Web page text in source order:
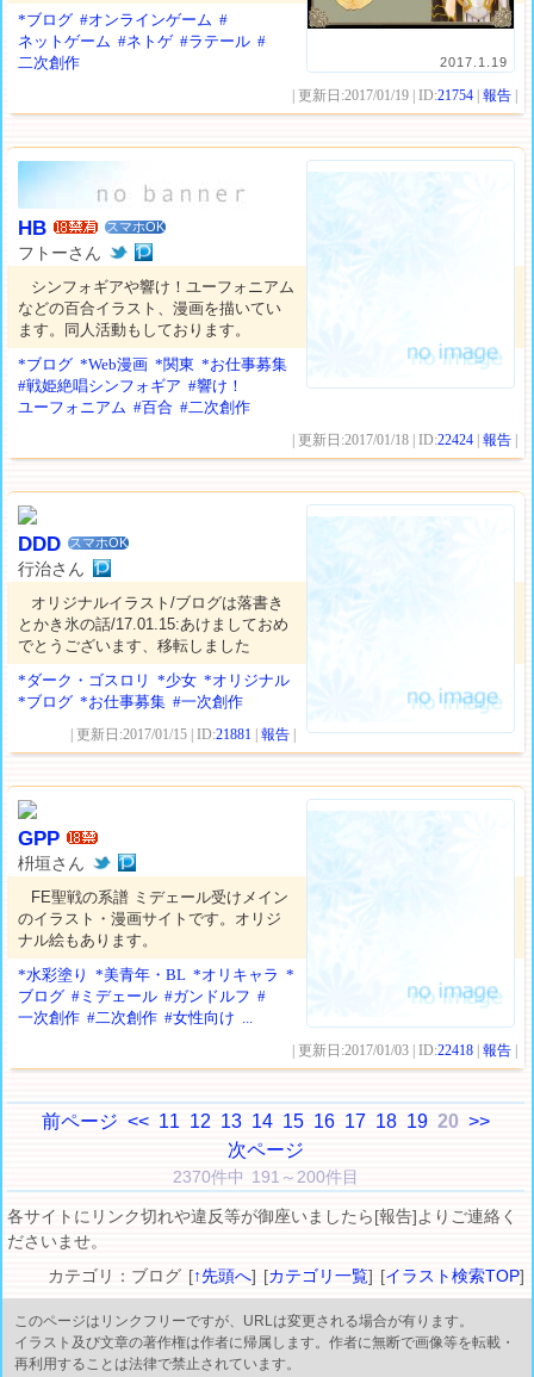
2017.1.19
*ブログ #オンラインゲーム #
ネットゲーム #ネトゲ #ラテール #
二次創作
| 更新日:2017/01/19 | ID:21754 |報告
HB スマホOK
フトーさん
シンフォギアや響け！ユーフォニアム
などの百合イラスト、漫画を描いてい
ます。同人活動もしております。
*ブログ *Web漫画 *関東 *お仕事募集
#戦姫絶唱シンフォギア #響け！
ユーフォニアム #百合 #二次創作
| 更新日:2017/01/18 | ID:22424 |報告
DDD スマホOK
行治さん
オリジナルイラスト/ブログは落書き
とかき氷の話/17.01.15:あけましておめ
でとうございます、移転しました
*ダーク・ゴスロリ
*少女 *オリジナル
*ブログ *お仕事募集 #一次創作
| 更新日:2017/01/15 | ID:21881 |報告
GPP
枡垣さん
FE聖戦の系譜 ミデェール受けメイン
のイラスト・漫画サイトです。オリジ
ナル絵もあります。
*水彩塗り
*美青年・BL *オリキャラ *
ブログ #ミデェール #ガンドルフ #
一次創作 #二次創作 #女性向け ...
| 更新日:2017/01/03 | ID:22418 |報告
前ページ << 11 12 13 14 15 16 17 18 19 20 >>
次ページ
2370件中 191～200件目
各サイトにリンク切れや違反等が御座いましたら[報告]よりご連絡く
ださいませ。
カテゴリ：ブログ [↑先頭へ] [カテゴリ一覧] [イラスト検索TOP]
このページはリンクフリーですが、URLは変更される場合が有ります。
イラスト及び文章の著作権は作者に帰属します。作者に無断で画像等を転載・
再利用することは法律で禁止されています。